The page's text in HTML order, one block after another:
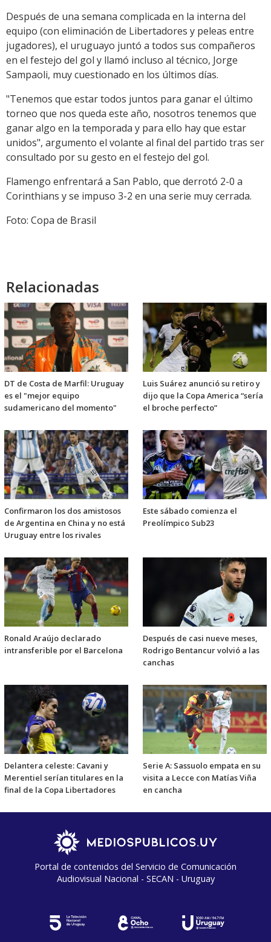
Después de una semana complicada en la interna del
equipo (con eliminación de Libertadores y peleas entre
jugadores), el uruguayo juntó a todos sus compañeros
en el festejo del gol y llamó incluso al técnico, Jorge
Sampaoli, muy cuestionado en los últimos días.
"Tenemos que estar todos juntos para ganar el último
torneo que nos queda este año, nosotros tenemos que
ganar algo en la temporada y para ello hay que estar
unidos", argumento el volante al final del partido tras ser
consultado por su gesto en el festejo del gol.
Flamengo enfrentará a San Pablo, que derrotó 2-0 a
Corinthians y se impuso 3-2 en una serie muy cerrada.
Foto: Copa de Brasil
Relacionadas
DT de Costa de Marfil: Uruguay
es el "mejor equipo
sudamericano del momento"
Luis Suárez anunció su retiro y
dijo que la Copa America “sería
el broche perfecto”
Confirmaron los dos amistosos
de Argentina en China y no está
Uruguay entre los rivales
Este sábado comienza el
Preolímpico Sub23
Ronald Araújo declarado
intransferible por el Barcelona
Después de casi nueve meses,
Rodrigo Bentancur volvió a las
canchas
Delantera celeste: Cavani y
Merentiel serían titulares en la
final de la Copa Libertadores
Serie A: Sassuolo empata en su
visita a Lecce con Matías Viña
en cancha
Portal de contenidos del Servicio de Comunicación
Audiovisual Nacional - SECAN - Uruguay